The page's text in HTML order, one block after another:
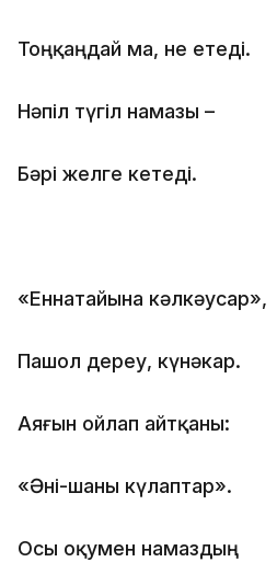
Тоңқаңдай ма, не етеді.
Нәпіл түгіл намазы –
Бәрі желге кетеді.
«Еннатайына кәлкәусар»,
Пашол дереу, күнәкар.
Аяғын ойлап айтқаны:
«Әні-шаны күлаптар».
Осы оқумен намаздың